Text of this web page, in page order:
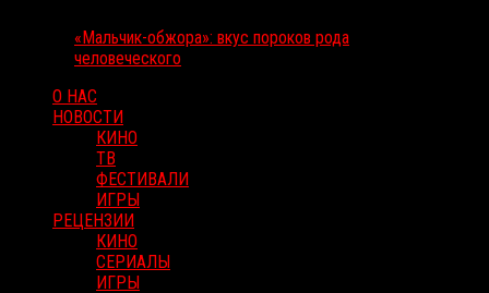
«Мальчик-обжора»: вкус пороков рода
человеческого
О НАС
НОВОСТИ
КИНО
ТВ
ФЕСТИВАЛИ
ИГРЫ
РЕЦЕНЗИИ
КИНО
СЕРИАЛЫ
ИГРЫ